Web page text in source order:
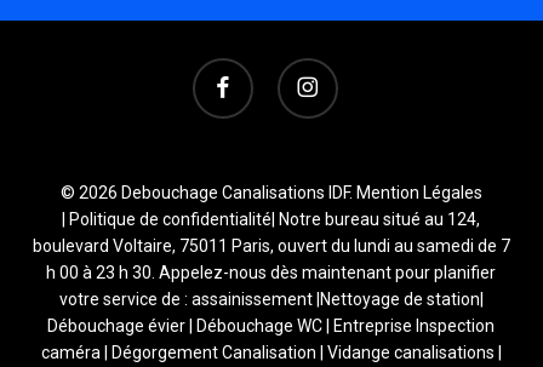
facebook instagram
© 2026 Debouchage Canalisations IDF. Mention Légales
|Politique de confidentialité| Notre bureau situé au 124,
boulevard Voltaire, 75011 Paris, ouvert du lundi au samedi de 7
h 00 à 23 h 30. Appelez-nous dès maintenant pour planifier
votre service de : assainissement |Nettoyage de station|
Débouchage évier | Débouchage WC | Entreprise Inspection
caméra | Dégorgement Canalisation | Vidange canalisations |